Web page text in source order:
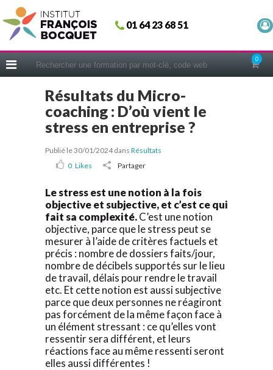
01 64 23 68 51
0
Fermer
ACCUEIL
CERIFICATIONS
INTRAS | SUR-MESURE
COACHING
NOUS CONNAÎTRE
PODCAST
WEBINAIRES
QUESTIONNAIRE GRATUIT
Résultats du Micro-
coaching : D’où vient le
stress en entreprise ?
Publié le 30/01/2024dans Résultats
0 Likes Partager
Le stress est une notion à la fois
objective et subjective, et c’est ce qui
fait sa complexité.C’est une notion
objective, parce que le stress peut se
mesurer à l’aide de critères factuels et
précis : nombre de dossiers faits/jour,
nombre de décibels supportés sur le lieu
de travail, délais pour rendre le travail
etc. Et cette notion est aussi subjective
parce que deux personnes ne réagiront
pas forcément de la même façon face à
un élément stressant : ce qu’elles vont
ressentir sera différent, et leurs
réactions face au même ressenti seront
elles aussi différentes !